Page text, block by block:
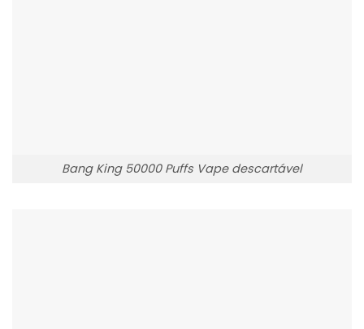
Bang King 50000 Puffs Vape descartável